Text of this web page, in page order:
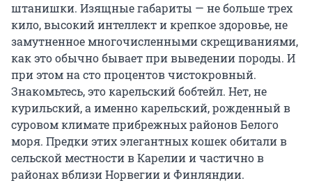
штанишки. Изящные габариты — не больше трех
кило, высокий интеллект и крепкое здоровье, не
замутненное многочисленными скрещиваниями,
как это обычно бывает при выведении породы. И
при этом на сто процентов чистокровный.
Знакомьтесь, это карельский бобтейл. Нет, не
курильский, а именно карельский, рожденный в
суровом климате прибрежных районов Белого
моря. Предки этих элегантных кошек обитали в
сельской местности в Карелии и частично в
районах вблизи Норвегии и Финляндии.